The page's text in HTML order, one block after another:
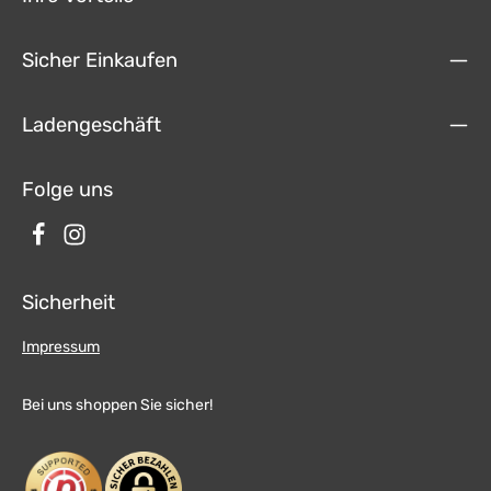
Sicher Einkaufen
Ladengeschäft
Folge uns
Sicherheit
Impressum
Bei uns shoppen Sie sicher!